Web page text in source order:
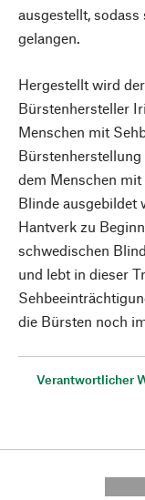
ausgestellt, sodass
gelangen.
Hergestellt wird
Bürstenhersteller
Menschen mit
dem Menschen
Blinde ausgebildet
Hantverk zu
schwedischen
und lebt in dieser
die Bürsten noch
Verantwortlicher